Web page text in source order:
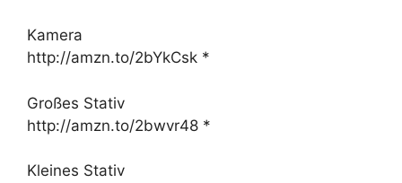
Kamera
http://amzn.to/2bYkCsk *
Großes Stativ
http://amzn.to/2bwvr48 *
Kleines Stativ